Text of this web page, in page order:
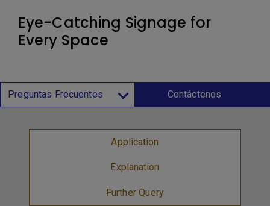
Eye-Catching Signage for
Every Space
Preguntas Frecuentes Contáctenos
Application
Explanation
Further Query